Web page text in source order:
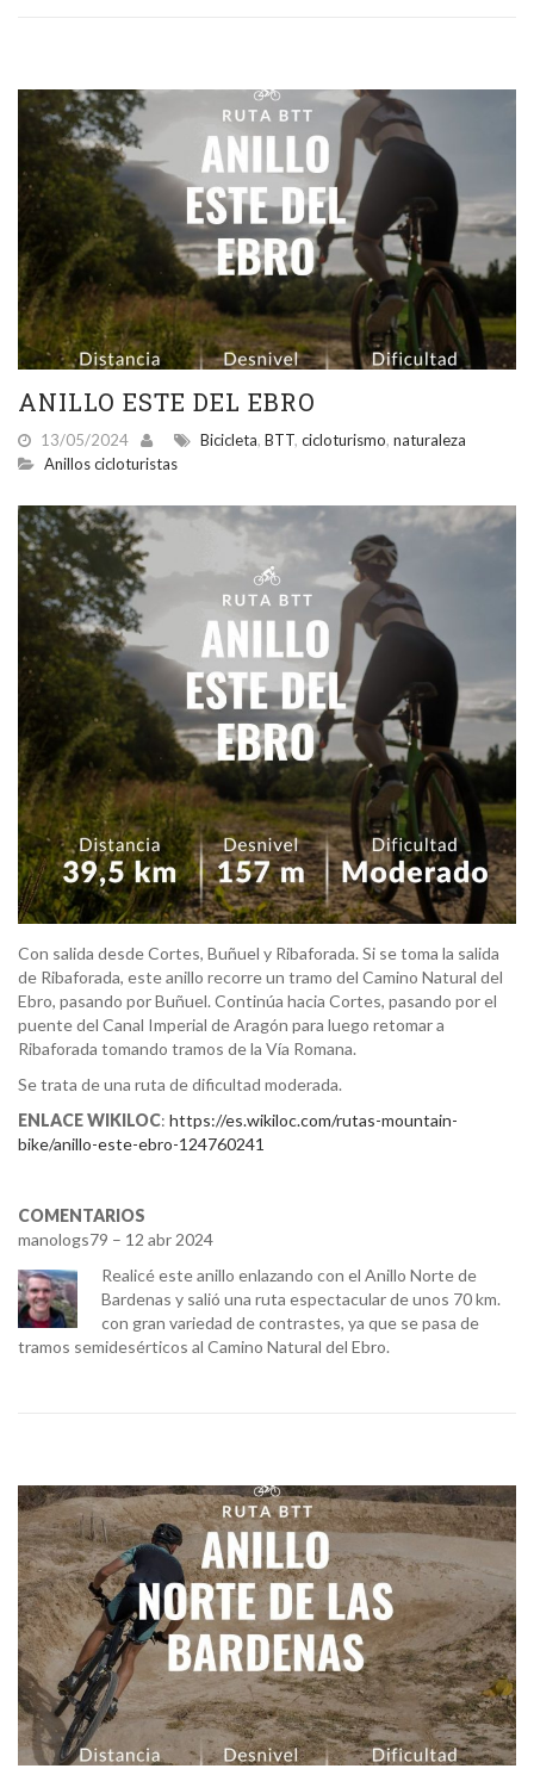
ANILLO ESTE DEL EBRO
13/05/2024 Bicicleta, BTT, cicloturismo, naturaleza
Anillos cicloturistas
Con salida desde Cortes, Buñuel y Ribaforada. Si se toma la salida
de Ribaforada, este anillo recorre un tramo del Camino Natural del
Ebro, pasando por Buñuel. Continúa hacia Cortes, pasando por el
puente del Canal Imperial de Aragón para luego retomar a
Ribaforada tomando tramos de la Vía Romana.
Se trata de una ruta de dificultad moderada.
ENLACE WIKILOC: https://es.wikiloc.com/rutas-mountain-
bike/anillo-este-ebro-124760241
COMENTARIOS
manologs79 – 12 abr 2024
Realicé este anillo enlazando con el Anillo Norte de
Bardenas y salió una ruta espectacular de unos 70 km.
con gran variedad de contrastes, ya que se pasa de
tramos semidesérticos al Camino Natural del Ebro.